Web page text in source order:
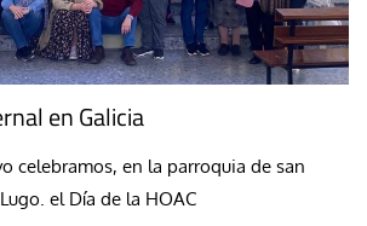
en Galicia
celebramos, en la parroquia de san
el Día de la HOAC